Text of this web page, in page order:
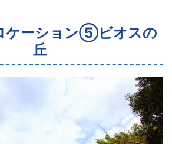
ケーション⑤ビオスの
丘